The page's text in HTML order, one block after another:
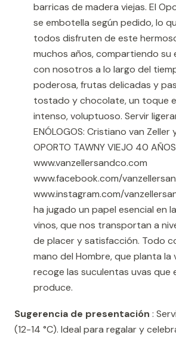
barricas de madera viejas. El
se embotella según pedido, lo
todos disfruten de este
muchos años, compartiendo su
con nosotros a lo largo del
poderosa, frutas delicadas y
tostado y chocolate, un toque
intenso, voluptuoso. Servir
ENÓLOGOS: Cristiano van Zeller
OPORTO TAWNY VIEJO 40
www.vanzellersandco.com
www.facebook.com/
www.instagram.com/
ha jugado un papel esencial en
vinos, que nos transportan a
de placer y satisfacción. Todo
mano del Hombre, que planta la
recoge las suculentas uvas que
produce.
Sugerencia de presentación :
(12-14 °C). Ideal para regalar y